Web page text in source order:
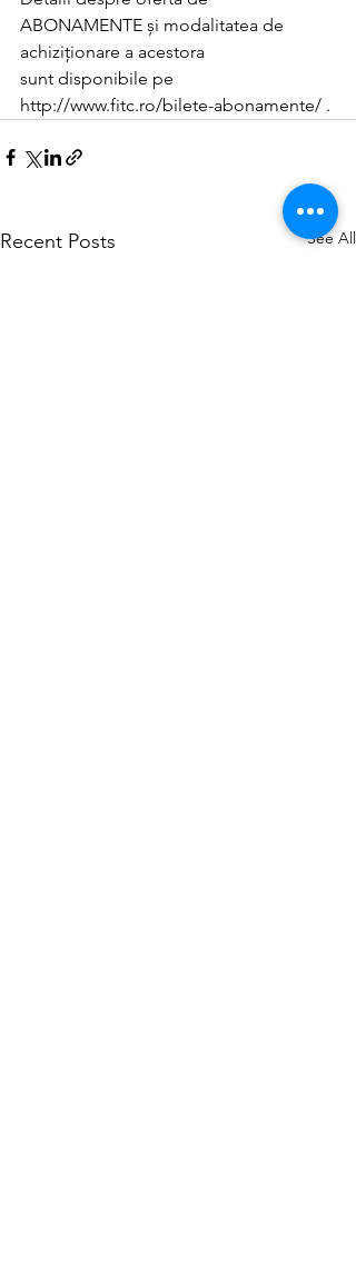
ABONAMENTE și modalitatea de
achiziționare a acestora
sunt disponibile pe
http://www.fitc.ro/bilete-abonamente/ .
Recent Posts See All